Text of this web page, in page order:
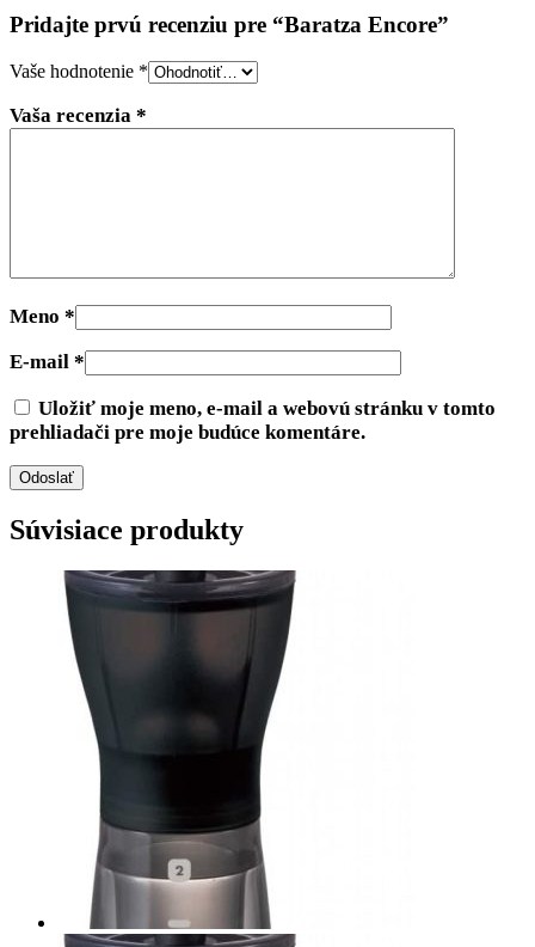
Pridajte prvú recenziu pre “Baratza Encore”
Vaše hodnotenie *
Vaša recenzia *
Meno *
E-mail *
Uložiť moje meno, e-mail a webovú stránku v tomto
prehliadači pre moje budúce komentáre.
Súvisiace produkty